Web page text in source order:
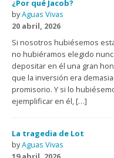
¿Por qué Jacob?
byAguas Vivas
20 abril, 2026
Si nosotros hubiésemos
no hubiéramos elegido
depositar en él una gran
que la inversión era
promisorio. Y si lo
ejemplificar en él, […]
La tragedia de Lot
byAguas Vivas